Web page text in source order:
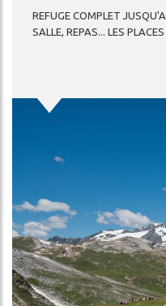
REFUGE COMPLET JUSQU'A
SALLE, REPAS... LES PLACES
Image